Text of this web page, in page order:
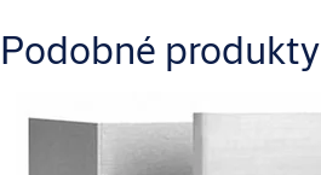
Podobné produkty